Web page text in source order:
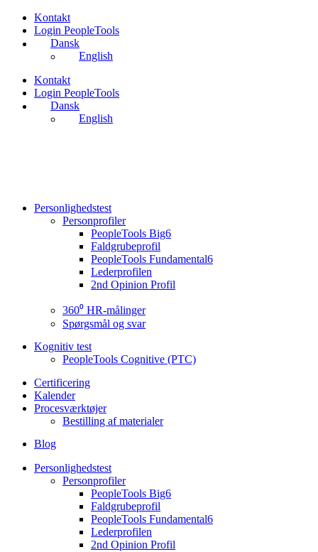
Videre
indhold
Kontakt
Login PeopleTools
Dansk
English
Kontakt
Login PeopleTools
Dansk
English
Personlighedstest
Personprofiler
PeopleTools Big6
Faldgrubeprofil
PeopleTools Fundamental6
Lederprofilen
2nd Opinion Profil
360⁰ HR-målinger
Spørgsmål og svar
Kognitiv test
PeopleTools Cognitive (PTC)
Certificering
Kalender
Procesværktøjer
Bestilling af materialer
Blog
Personlighedstest
Personprofiler
PeopleTools Big6
Faldgrubeprofil
PeopleTools Fundamental6
Lederprofilen
2nd Opinion Profil